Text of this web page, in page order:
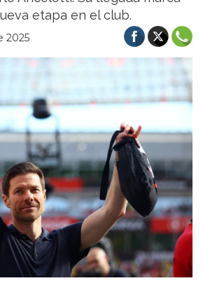
etapa en el club.
2025